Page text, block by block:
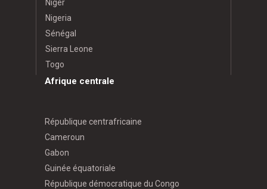
Niger
Nigeria
Sénégal
Sierra Leone
Togo
Afrique centrale
République centrafricaine
Cameroun
Gabon
Guinée équatoriale
République démocratique du Congo